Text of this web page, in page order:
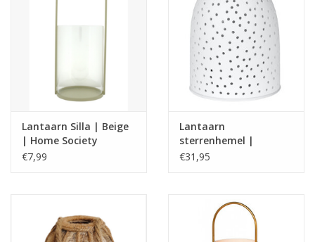
Lantaarn Silla | Beige
| Home Society
€7,99
Lantaarn
sterrenhemel |
Porselein | S | Räder
€31,95